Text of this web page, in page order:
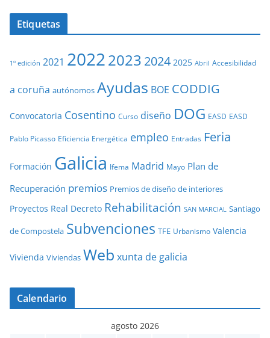
Etiquetas
1º edición 2021 20222023 2024 2025 Abril Accesibilidad
a coruña autónomos Ayudas BOE CODDIG
Convocatoria Cosentino Curso diseño DOG EASD EASD
Pablo Picasso Eficiencia Energética empleo Entradas Feria
Formación Galicia Ifema Madrid Mayo Plan de
Recuperación premios Premios de diseño de interiores
Proyectos Real Decreto Rehabilitación SAN MARCIAL Santiago
de Compostela Subvenciones TFE Urbanismo Valencia
Vivienda Viviendas Web xunta de galicia
Calendario
agosto 2026